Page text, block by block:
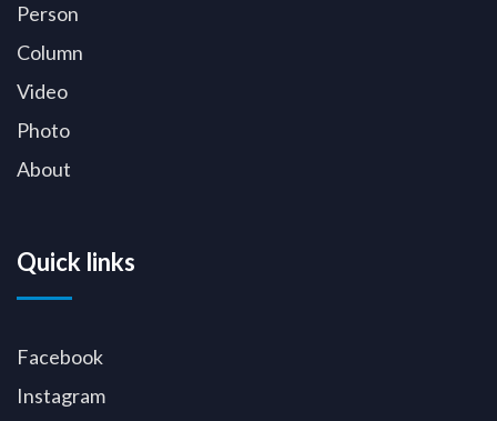
Person
Column
Video
Photo
About
Quick links
Facebook
Instagram